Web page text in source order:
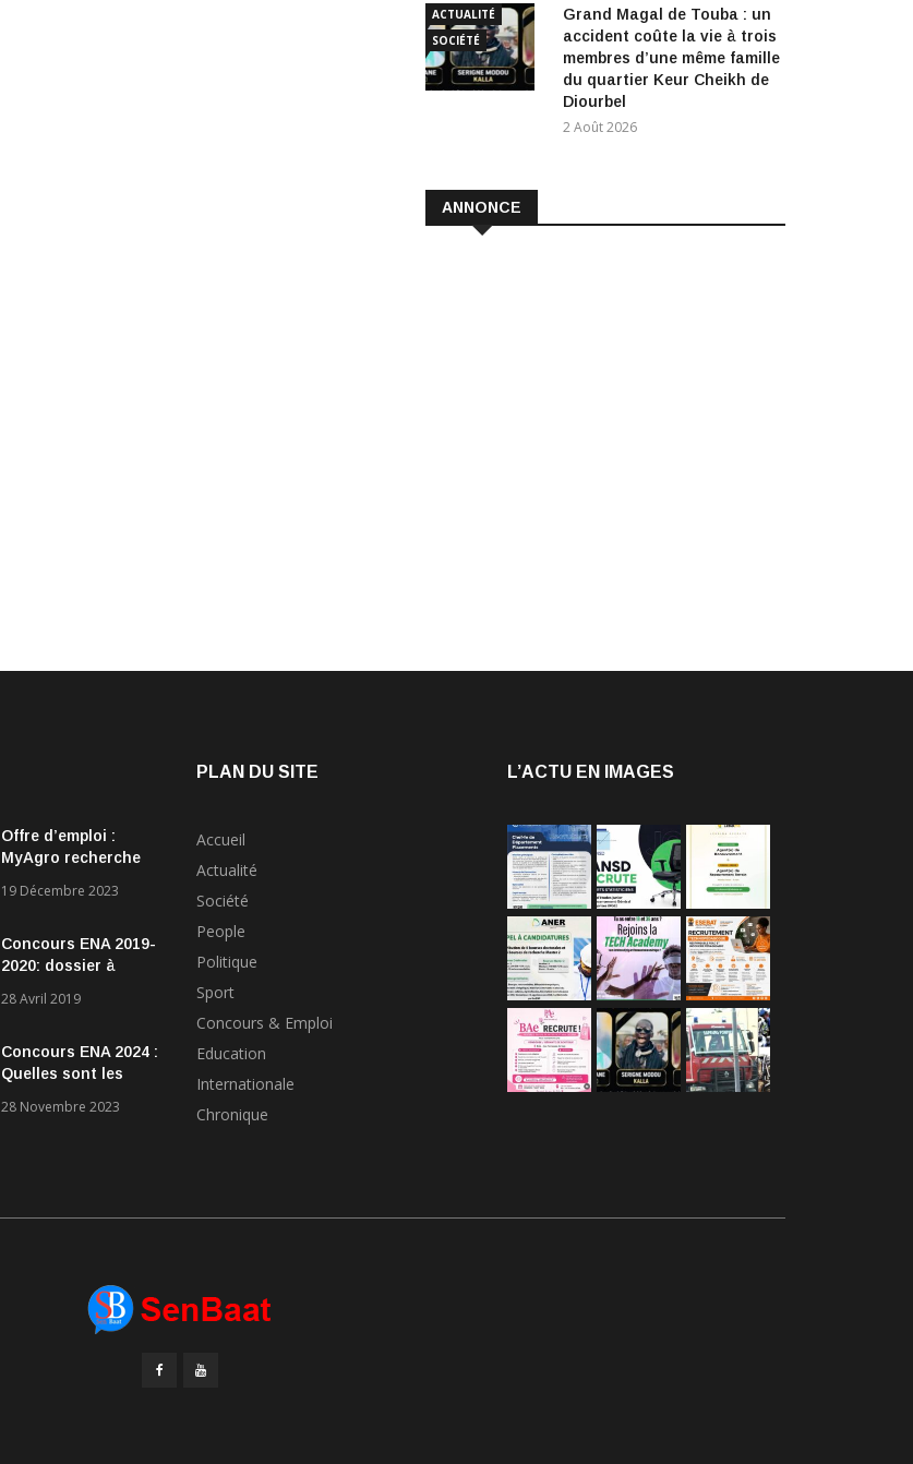
ACTUALITÉ
SOCIÉTÉ
Grand Magal de Touba : un
accident coûte la vie à trois
membres d’une même famille
du quartier Keur Cheikh de
Diourbel
2 Août 2026
ANNONCE
Offre d’emploi :
MyAgro recherche
pour rejoindre son
19 Décembre 2023
Concours ENA 2019-
2020: dossier à
28 Avril 2019
Concours ENA 2024 :
Quelles sont les
pour participer au
28 Novembre 2023
PLAN DU SITE
Accueil
Actualité
Société
People
Politique
Sport
Concours & Emploi
Education
Internationale
Chronique
L’ACTU EN IMAGES